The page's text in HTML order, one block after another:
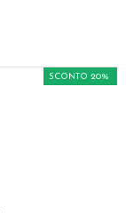
SCONTO 20%